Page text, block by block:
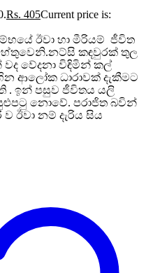
Rs. 405Current price is:
ඊවා හා මීරියම් ජීවිත
කඳවුරක් තුල
වේදනා විඳිමින් කල්
ආලෝක ධාරාවක් දැකීමට
. ඉන් පසුව ජීවිතය යලි
නොවේ. පරාජිත බවින්
ඊවා නම් දැරිය සිය